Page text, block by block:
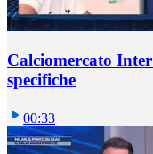
Calciomercato
specifiche
00:33